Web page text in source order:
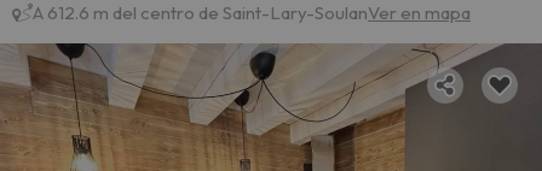
A 612.6 m del centro de Saint-Lary-SoulanVer en mapa